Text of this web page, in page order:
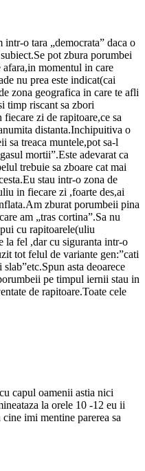
o tara „democrata” daca o
pot zbura porumbei
afara,in momentul in care
nu prea este indicat(cai
zona geografica in care te afli
timp riscant sa zbori
zi de rapitoare,ce sa
distanta.Inchipuitiva o
sa treaca muntele,pot sa-l
mortii”.Este adevarat ca
trebuie sa zboare cat mai
stau intr-o zona de
in fiecare zi ,foarte des,ai
zburat porumbeii pina
am „tras cortina”.Sa nu
cu rapitoarele(uliu
la fel ,dar cu siguranta intr-o
tot felul de variante gen:”cati
asta deoarece
pe timpul iernii stau in
de rapitoare.Toate cele
capul oamenii astia nici
la orele 10 -12 eu ii
imi mentine parerea sa